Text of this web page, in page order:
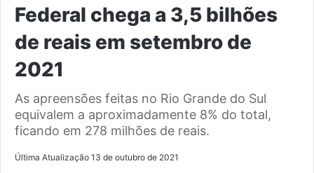
Federal chega a 3,5 bilhões
de reais em setembro de
2021
As apreensões feitas no Rio Grande do Sul
equivalem a aproximadamente 8% do total,
ficando em 278 milhões de reais.
Última Atualização 13 de outubro de 2021